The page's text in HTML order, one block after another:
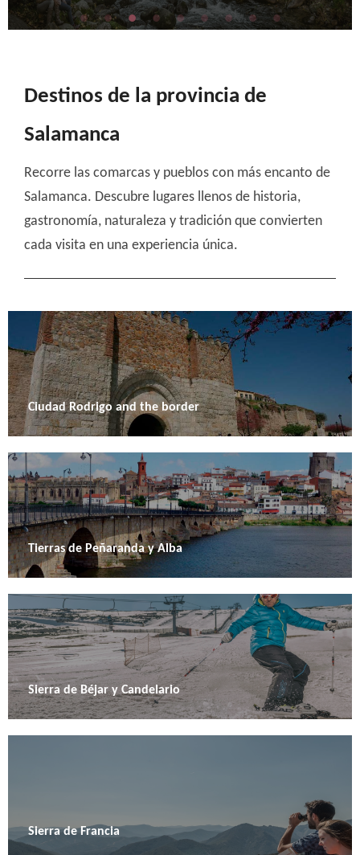
Destinos de la provincia de
Salamanca
Recorre las comarcas y pueblos con más encanto de
Salamanca. Descubre lugares llenos de historia,
gastronomía, naturaleza y tradición que convierten
cada visita en una experiencia única.
Ciudad Rodrigo and the border
Tierras de Peñaranda y Alba
Sierra de Béjar y Candelario
Sierra de Francia